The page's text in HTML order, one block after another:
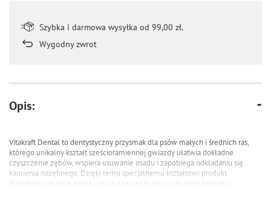
Szybka i darmowa wysyłka od 99,00 zł.
Wygodny zwrot
Opis:
Vitakraft Dental to dentystyczny przysmak dla psów małych i średnich ras,
którego unikalny kształt sześcioramiennej gwiazdy ułatwia dokładne
czyszczenie zębów, wspiera usuwanie osadu i zapobiega odkładaniu się
kamienia nazębnego. Dzięki temu specjalnemu kształtowi produkt
dodatkowo masuje dziąsła psa, a zawarty w nim cynk przeciwdziała